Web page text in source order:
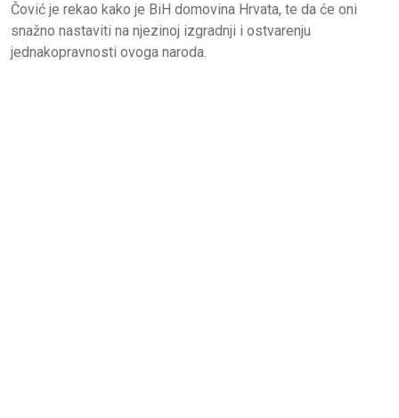
Čović je rekao kako je BiH domovina Hrvata, te da će oni
snažno nastaviti na njezinoj izgradnji i ostvarenju
jednakopravnosti ovoga naroda.